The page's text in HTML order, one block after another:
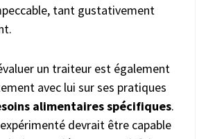
tant gustativement
un traiteur est également
avec lui sur ses pratiques
alimentaires spécifiques.
devrait être capable